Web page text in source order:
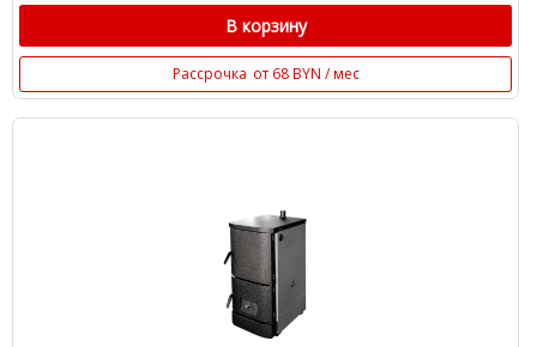
В корзину
Рассрочка от 68 BYN / мес